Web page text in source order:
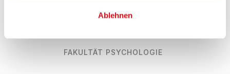
Ablehnen
Schwerpunkt Muskel- und
FAKULTÄT PSYCHOLOGIE